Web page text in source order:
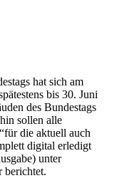
hat sich am
bis 30. Juni
des Bundestags
sollen alle
die aktuell auch
digital erledigt
unter
berichtet.